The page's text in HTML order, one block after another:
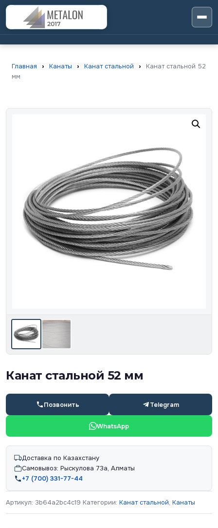
Главная › Канаты › Канат стальной ›
Канат стальной 52
мм
Канат стальной 52 мм
Позвонить Telegram
WhatsApp
Доставка по Казахстану
Самовывоз: Рыскулова 73а, Алматы
+7 (700) 331-77-44
Артикул: 3b64a2bc4c19 Категории: Канат стальной, Канаты